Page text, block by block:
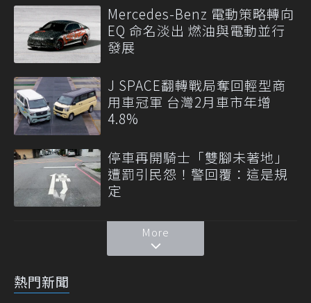
Mercedes-Benz 電動策略轉向
EQ 命名淡出 燃油與電動並行
發展
J SPACE翻轉戰局奪回輕型商
用車冠軍 台灣2月車市年增
4.8%
停車再開騎士「雙腳未著地」
遭罰引民怨！警回覆：這是規
定
More
熱門新聞